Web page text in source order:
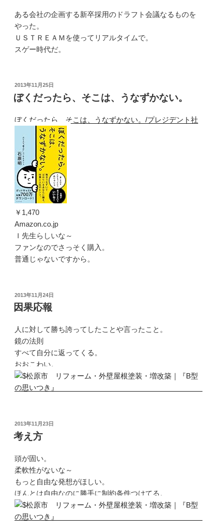
ある会社の企画する新卒採用のドラフト会議なるものを
やった。
ＵＳＴＲＥＡＭを使ってリアルタイムで。
スゲー時代だ。
投
稿
日:
2013年11月25日
ぼくだったら、そこは、うなずかない。
ぼくだったら、そこは、うなずかない。/プレジデント社
￥1,470
Amazon.co.jp
Ｉ先生らしいな～
ファンなのでさっそく購入。
普通じゃないですから。
投
稿
日:
2013年11月24日
因果応報
人に対して勝ち誇ってしたことや言ったこと。
鏡の法則
すべて自分に返ってくる。
おおこわい。
投
稿
日:
2013年11月23日
考え方
頭が固い。
柔軟性がないな～
もっと自由な発想がほしい。
ほんとは自由なのに勝手に制約条件つけてる。